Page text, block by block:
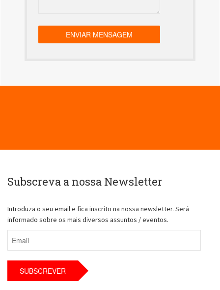
Subscreva a nossa Newsletter
Introduza o seu email e fica inscrito na nossa newsletter. Será
informado sobre os mais diversos assuntos / eventos.